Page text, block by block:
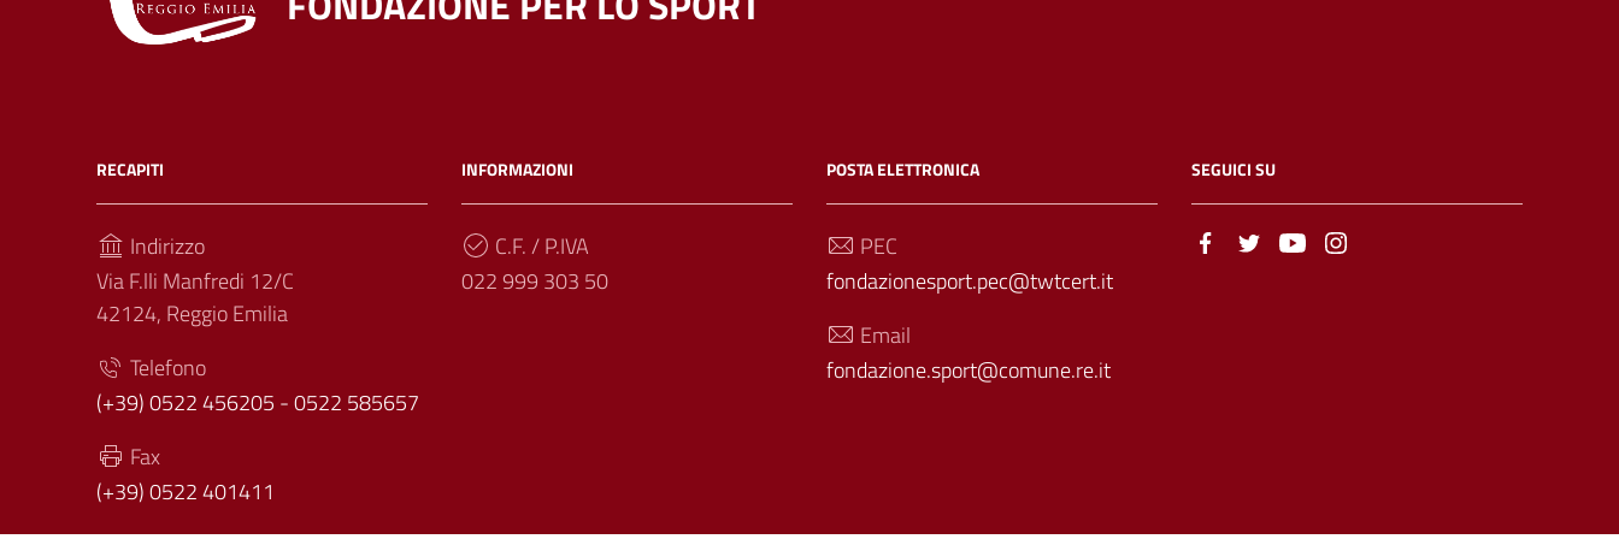
RECAPITI
Indirizzo
Via F.lli Manfredi 12/C
42124, Reggio Emilia
Telefono
(+39) 0522 456205 - 0522 585657
Fax
(+39) 0522 401411
INFORMAZIONI
C.F. / P.IVA
022 999 303 50
POSTA ELETTRONICA
PEC
fondazionesport.pec@twtcert.it
Email
fondazione.sport@comune.re.it
SEGUICI SU